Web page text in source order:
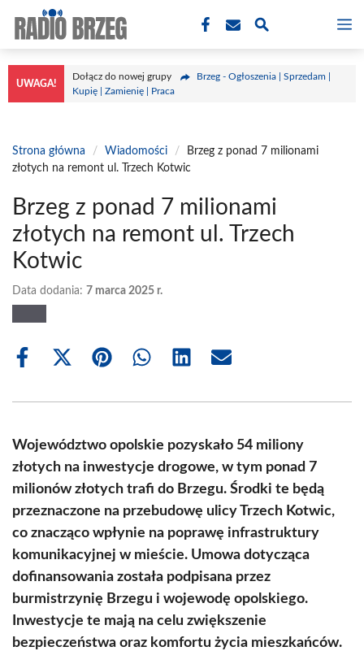
treści
UWAGA!
Dołącz do nowej grupy
Brzeg - Ogłoszenia | Sprzedam |
Kupię | Zamienię | Praca
Strona główna / Wiadomości /
Brzeg z ponad 7 milionami
złotych na remont ul. Trzech Kotwic
Brzeg z ponad 7 milionami
złotych na remont ul. Trzech
Kotwic
Data dodania: 7 marca 2025 r.
Share
Share
(Twitter)
Share Share Share Share
Województwo opolskie pozyskało 54 miliony
złotych na inwestycje drogowe, w tym ponad 7
milionów złotych trafi do Brzegu. Środki te będą
przeznaczone na przebudowę ulicy Trzech Kotwic,
co znacząco wpłynie na poprawę infrastruktury
komunikacyjnej w mieście. Umowa dotycząca
dofinansowania została podpisana przez
burmistrzynię Brzegu i wojewodę opolskiego.
Inwestycje te mają na celu zwiększenie
bezpieczeństwa oraz komfortu życia mieszkańców.